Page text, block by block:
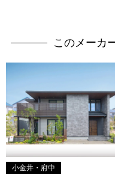
このメーカ
小金井・府中